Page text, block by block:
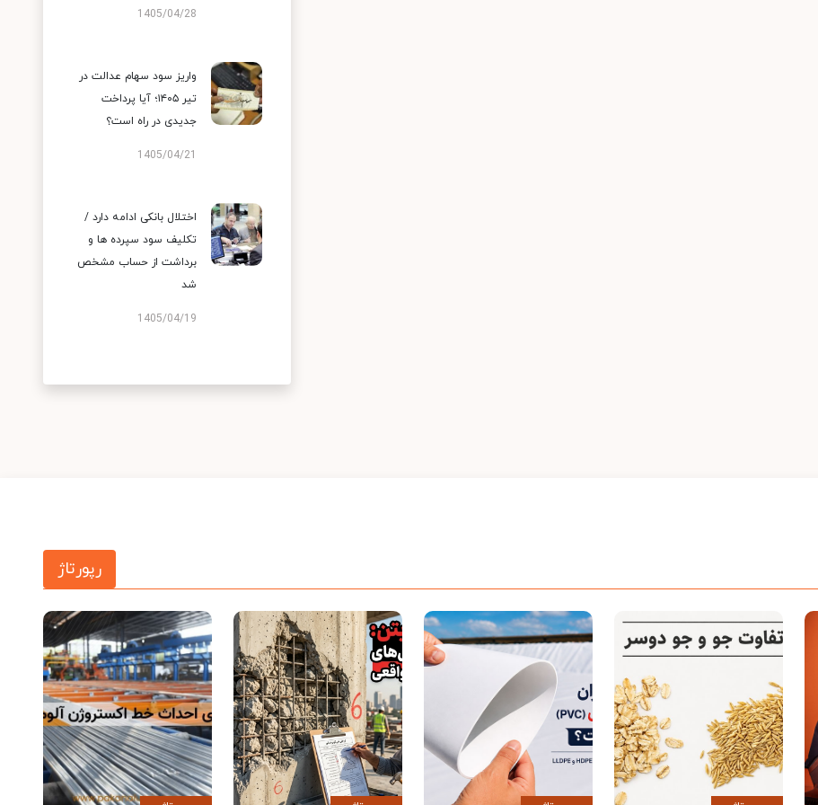
1405/04/28
واریز سود سهام عدالت در
تیر ۱۴۰۵؛ آیا پرداخت
جدیدی در راه است؟
1405/04/21
اختلال بانکی ادامه دارد /
تکلیف سود سپرده ها و
برداشت از حساب مشخص
شد
1405/04/19
رپورتاژ